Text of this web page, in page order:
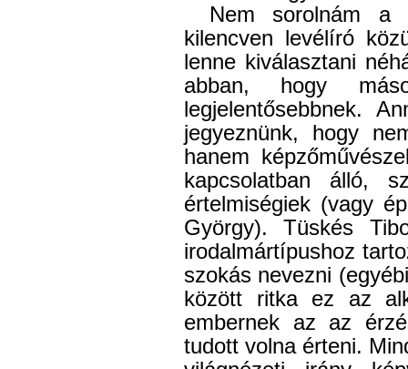
Nem sorolnám a
kilencven levélíró
lenne kiválasztani
abban, hogy
legjelentősebbnek.
jegyeznünk, hogy
hanem
kapcsolatban álló,
értelmiségiek (vagy
György). Tüskés
irodalmártípushoz
szokás nevezni
között ritka ez az
embernek az az
tudott volna érteni.